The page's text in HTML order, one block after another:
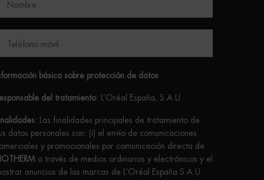
Nombre
Teléfono móvil
básica sobre protección de datos
del tratamiento: L’Oréal España, S.A.U.
Las finalidades principales de tratamiento de
datos personales son: (i) el envío de comunicaciones
y promocionales por comunicación directa de
a través de medios ordinarios y electrónicos y el
anuncios de las marcas de L’Oréal España S.A.U.